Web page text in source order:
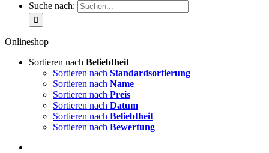
Suche nach:
Onlineshop
Sortieren nach Beliebtheit
Sortieren nach Standardsortierung
Sortieren nach Name
Sortieren nach Preis
Sortieren nach Datum
Sortieren nach Beliebtheit
Sortieren nach Bewertung